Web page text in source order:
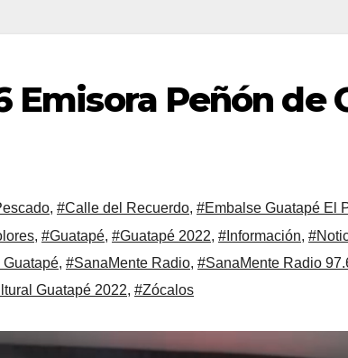
Emisora Peñón de
, #Calle del Recuerdo, #Embalse Guatapé El
, #Guatapé, #Guatapé 2022, #Información,
, #SanaMente Radio, #SanaMente Radio
Guatapé 2022, #Zócalos